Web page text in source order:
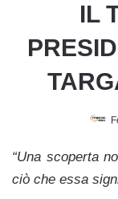
IL
“Una scoperta
ciò che essa